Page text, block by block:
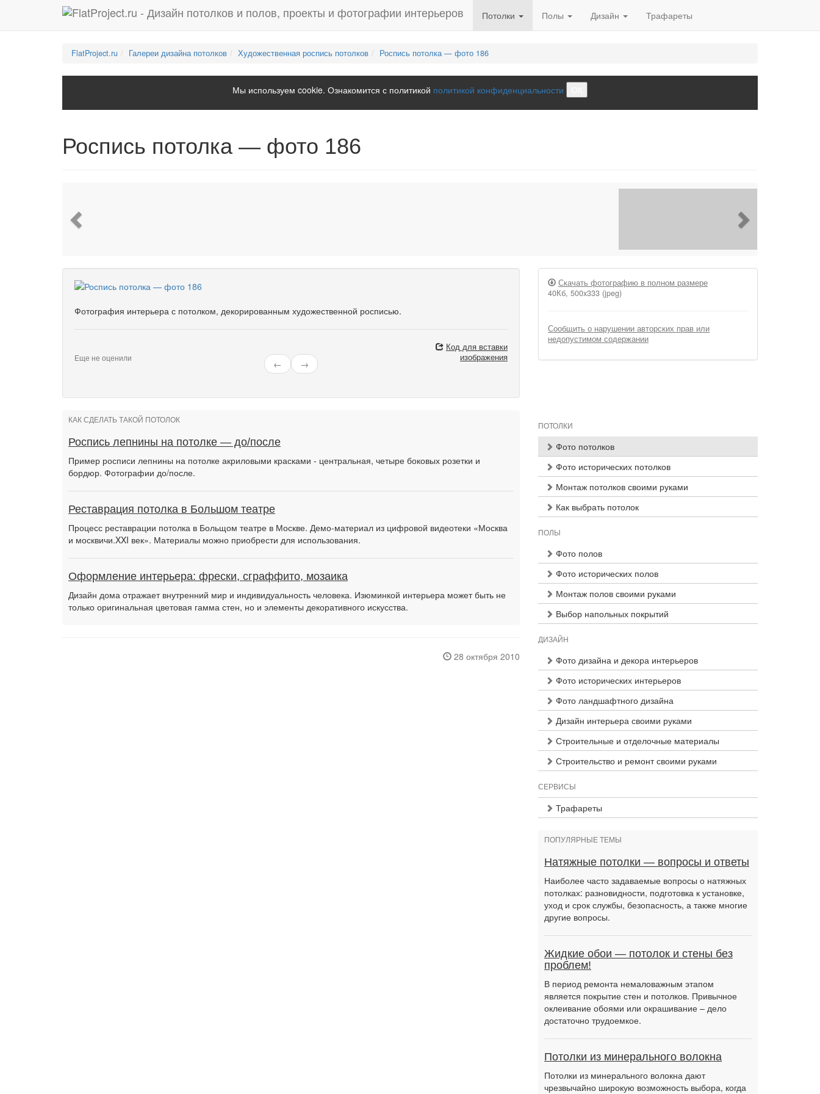
Потолки Полы Дизайн Трафареты
FlatProject.ru Галереи дизайна потолков Художественная роспись потолков Роспись потолка — фото 186
Мы используем cookie. Ознакомится с политикой политикой конфиденциальности
Роспись потолка — фото 186
Фотография интерьера с потолком, декорированным художественной росписью.
Еще не оценили
← →
Код для вставки
изображения
Скачать фотографию в полном размере
40Кб, 500x333 (jpeg)
Сообщить о нарушении авторских прав или
недопустимом содержании
КАК СДЕЛАТЬ ТАКОЙ ПОТОЛОК
Роспись лепнины на потолке — до/после
Пример росписи лепнины на потолке акриловыми красками - центральная, четыре боковых розетки и
бордюр. Фотографии до/после.
Реставрация потолка в Большом театре
Процесс реставрации потолка в Больщом театре в Москве. Демо-материал из цифровой видеотеки «Москва
и москвичи.XXI век». Материалы можно приобрести для использования.
Оформление интерьера: фрески, сграффито, мозаика
Дизайн дома отражает внутренний мир и индивидуальность человека. Изюминкой интерьера может быть не
только оригинальная цветовая гамма стен, но и элементы декоративного искусства.
28 октября 2010
ПОТОЛКИ
Фото потолков
Фото исторических потолков
Монтаж потолков своими руками
Как выбрать потолок
ПОЛЫ
Фото полов
Фото исторических полов
Монтаж полов своими руками
Выбор напольных покрытий
ДИЗАЙН
Фото дизайна и декора интерьеров
Фото исторических интерьеров
Фото ландшафтного дизайна
Дизайн интерьера своими руками
Строительные и отделочные материалы
Строительство и ремонт своими руками
СЕРВИСЫ
Трафареты
ПОПУЛЯРНЫЕ ТЕМЫ
Натяжные потолки — вопросы и ответы
Наиболее часто задаваемые вопросы о натяжных
потолках: разновидности, подготовка к установке,
уход и срок службы, безопасность, а также многие
другие вопросы.
Жидкие обои — потолок и стены без
проблем!
В период ремонта немаловажным этапом
является покрытие стен и потолков. Привычное
оклеивание обоями или окрашивание – дело
достаточно трудоемкое.
Потолки из минерального волокна
Потолки из минерального волокна дают
чрезвычайно широкую возможность выбора, когда